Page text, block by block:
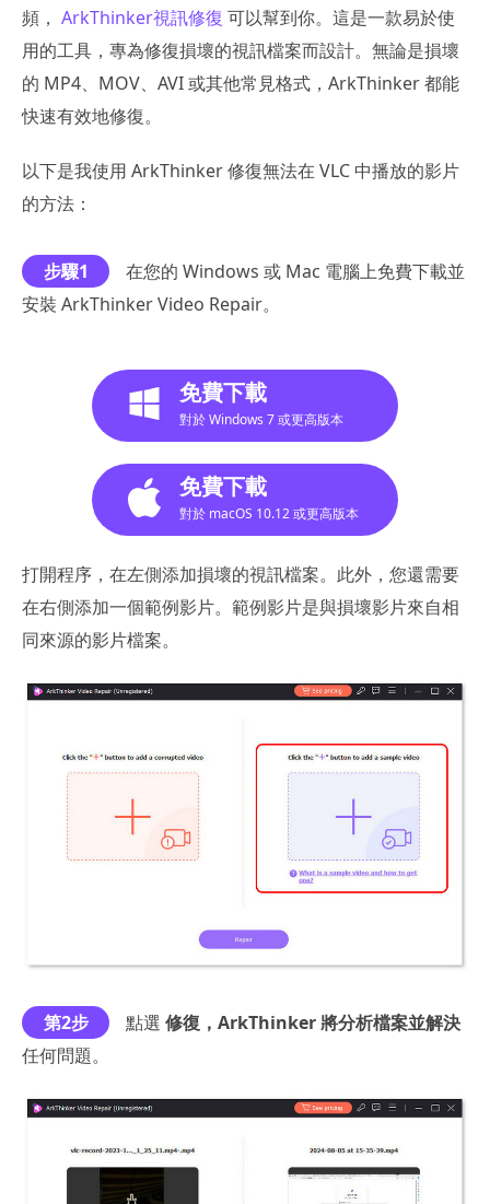
頻， ArkThinker視訊修復 可以幫到你。這是一款易於使
用的工具，專為修復損壞的視訊檔案而設計。無論是損壞
的 MP4、MOV、AVI 或其他常見格式，ArkThinker 都能
快速有效地修復。
以下是我使用 ArkThinker 修復無法在 VLC 中播放的影片
的方法：
步驟1
在您的 Windows 或 Mac 電腦上免費下載並
安裝 ArkThinker Video Repair。
免費下載
對於 Windows 7 或更高版本
免費下載
對於 macOS 10.12 或更高版本
打開程序，在左側添加損壞的視訊檔案。此外，您還需要
在右側添加一個範例影片。範例影片是與損壞影片來自相
同來源的影片檔案。
第2步 點選 修復，ArkThinker 將分析檔案並解決
任何問題。